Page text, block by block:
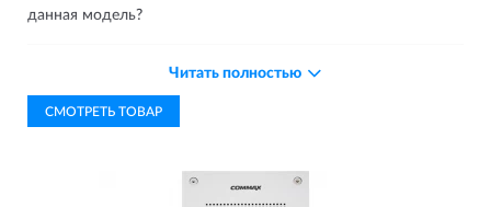
данная модель?
Ответ магазина
03.07.2023
Добрый день! К DR-4UM лучше на одну кнопку
лучше использовать индивидуальную вызывную
Читать полностью
СМОТРЕТЬ ТОВАР